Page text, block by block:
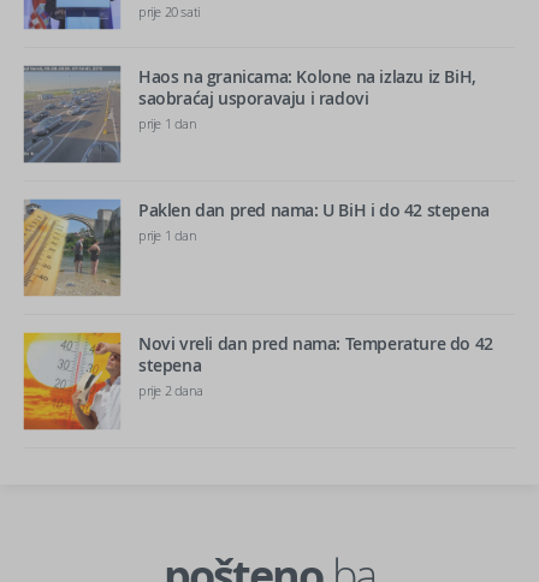
prije 20 sati
Haos na granicama: Kolone na izlazu iz BiH,
saobraćaj usporavaju i radovi
prije 1 dan
Paklen dan pred nama: U BiH i do 42 stepena
prije 1 dan
Novi vreli dan pred nama: Temperature do 42
stepena
prije 2 dana